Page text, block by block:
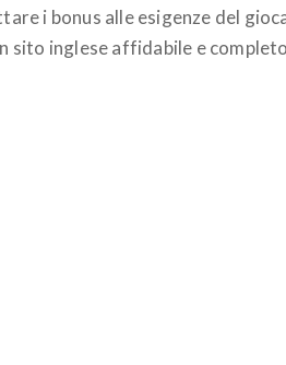
i bonus alle esigenze del
sito inglese affidabile e